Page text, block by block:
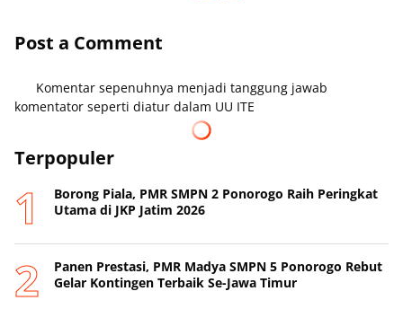
Post a Comment
Komentar sepenuhnya menjadi tanggung jawab
komentator seperti diatur dalam UU ITE
Terpopuler
Borong Piala, PMR SMPN 2 Ponorogo Raih Peringkat
Utama di JKP Jatim 2026
Panen Prestasi, PMR Madya SMPN 5 Ponorogo Rebut
Gelar Kontingen Terbaik Se-Jawa Timur